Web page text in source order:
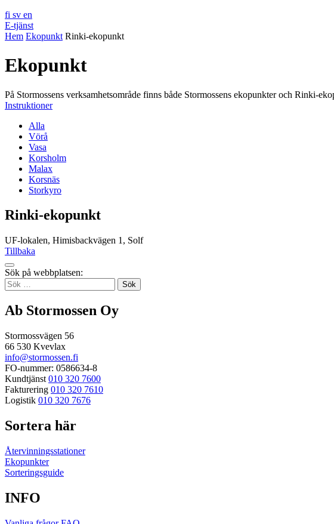
fi sv en
E-tjänst
Hem Ekopunkt Rinki-ekopunkt
Ekopunkt
På Stormossens verksamhetsområde finns både Stormossens ekopunkter och Rinki-
Instruktioner
Alla
Vörå
Vasa
Korsholm
Malax
Korsnäs
Storkyro
Rinki-ekopunkt
UF-lokalen, Himisbackvägen 1, Solf
Tillbaka
Tillbaka
up
Sök på webbplatsen:
Sök
efter:
Ab Stormossen Oy
Stormossvägen 56
66 530 Kvevlax
info@stormossen.fi
FO-nummer: 0586634-8
Kundtjänst 010 320 7600
Fakturering 010 320 7610
Logistik 010 320 7676
Sortera här
Återvinningsstationer
Ekopunkter
Sorteringsguide
INFO